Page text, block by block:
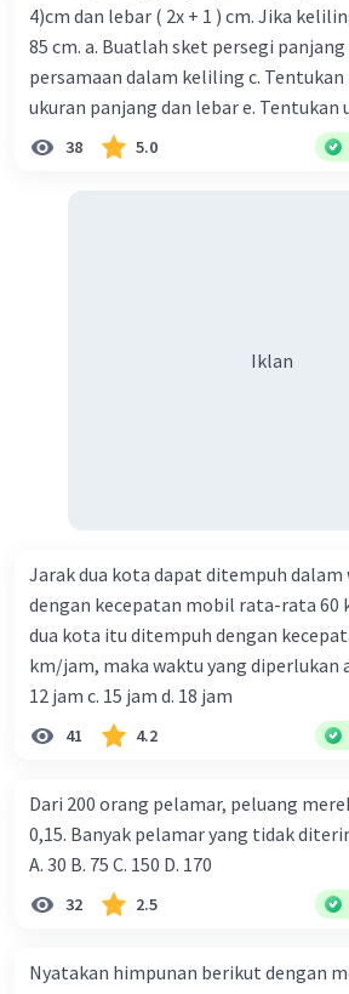
4)cm dan lebar ( 2x + 1 ) cm. Jika
85 cm. a. Buatlah sket persegi
persamaan dalam keliling c. Tentukan
ukuran panjang dan lebar e. Tentukan
38 5.0
Iklan
Jarak dua kota dapat ditempuh dalam
dengan kecepatan mobil rata-rata 60
dua kota itu ditempuh dengan
km/jam, maka waktu yang diperlukan adalah ....
12 jam c. 15 jam d. 18 jam
41 4.2
Dari 200 orang pelamar, peluang
0,15. Banyak pelamar yang tidak
A. 30 B. 75 C. 150 D. 170
32 2.5
Nyatakan himpunan berikut dengan